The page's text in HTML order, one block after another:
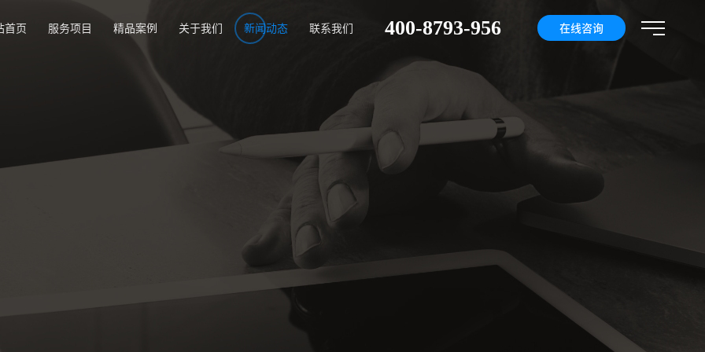
首页 服务项目 精品案例 关于我们 新闻动态 联系我们 400-8793-956 在线咨询